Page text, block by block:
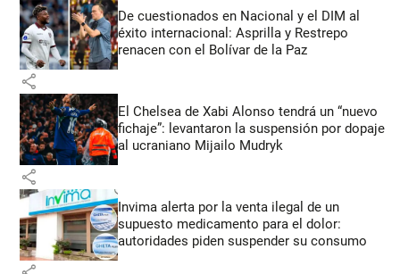
De cuestionados en Nacional y el DIM al
éxito internacional: Asprilla y Restrepo
renacen con el Bolívar de la Paz
share
El Chelsea de Xabi Alonso tendrá un “nuevo
fichaje”: levantaron la suspensión por dopaje
al ucraniano Mijailo Mudryk
share
Invima alerta por la venta ilegal de un
supuesto medicamento para el dolor:
autoridades piden suspender su consumo